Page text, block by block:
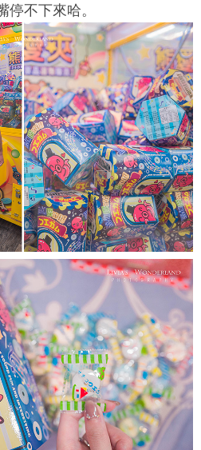
不下來哈。